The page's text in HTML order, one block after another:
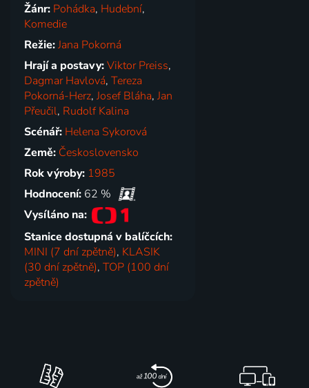
Žánr: Pohádka, Hudební,
Komedie
Režie:Jana Pokorná
Hrají a postavy:Viktor Preiss,
Dagmar Havlová,Tereza
Pokorná-Herz,Josef Bláha,Jan
Přeučil, Rudolf Kalina
Scénář: Helena Sykorová
Země: Československo
Rok výroby: 1985
Hodnocení: 62 %
Vysíláno na:
Stanice dostupná v balíčcích:
MINI (7 dní zpětně), KLASIK
(30 dní zpětně),TOP (100 dní
zpětně)